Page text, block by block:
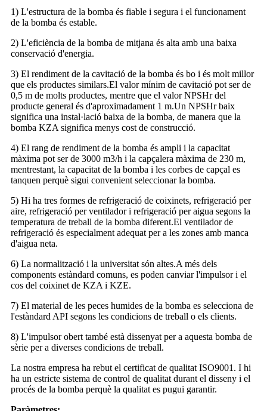
1) L'estructura de la bomba és fiable i segura i el funcionament
de la bomba és estable.
2) L'eficiència de la bomba de mitjana és alta amb una baixa
conservació d'energia.
3) El rendiment de la cavitació de la bomba és bo i és molt millor
que els productes similars.El valor mínim de cavitació pot ser de
0,5 m de molts productes, mentre que el valor NPSHr del
producte general és d'aproximadament 1 m.Un NPSHr baix
significa una instal·lació baixa de la bomba, de manera que la
bomba KZA significa menys cost de construcció.
4) El rang de rendiment de la bomba és ampli i la capacitat
màxima pot ser de 3000 m3/h i la capçalera màxima de 230 m,
mentrestant, la capacitat de la bomba i les corbes de capçal es
tanquen perquè sigui convenient seleccionar la bomba.
5) Hi ha tres formes de refrigeració de coixinets, refrigeració per
aire, refrigeració per ventilador i refrigeració per aigua segons la
temperatura de treball de la bomba diferent.El ventilador de
refrigeració és especialment adequat per a les zones amb manca
d'aigua neta.
6) La normalització i la universitat són altes.A més dels
components estàndard comuns, es poden canviar l'impulsor i el
cos del coixinet de KZA i KZE.
7) El material de les peces humides de la bomba es selecciona de
l'estàndard API segons les condicions de treball o els clients.
8) L'impulsor obert també està dissenyat per a aquesta bomba de
sèrie per a diverses condicions de treball.
La nostra empresa ha rebut el certificat de qualitat ISO9001. I hi
ha un estricte sistema de control de qualitat durant el disseny i el
procés de la bomba perquè la qualitat es pugui garantir.